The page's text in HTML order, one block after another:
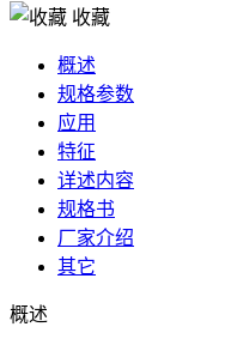
收藏
概述
规格参数
应用
特征
详述内容
规格书
厂家介绍
其它
概述